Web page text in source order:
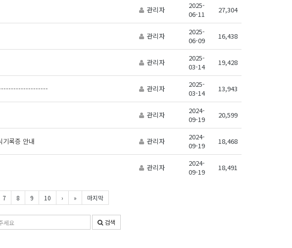
관리자
2025-
06-11
27,304
관리자
2025-
06-09
16,438
관리자
2025-
03-14
19,428
관리자
2025-
03-14
13,943
관리자
2024-
09-19
20,599
기록증 안내 관리자
2024-
09-19
18,468
관리자
2024-
09-19
18,491
7 8 9 10 › » 마지막
검색